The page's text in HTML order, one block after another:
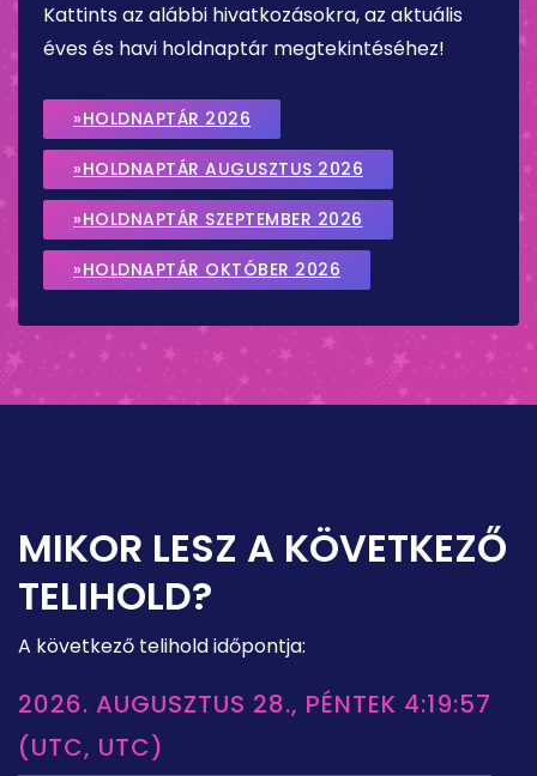
Kattints az alábbi hivatkozásokra, az aktuális
éves és havi holdnaptár megtekintéséhez!
»HOLDNAPTÁR 2026
»HOLDNAPTÁR AUGUSZTUS 2026
»HOLDNAPTÁR SZEPTEMBER 2026
»HOLDNAPTÁR OKTÓBER 2026
MIKOR LESZ A KÖVETKEZŐ
TELIHOLD?
A következő telihold időpontja:
2026. AUGUSZTUS 28., PÉNTEK 4:19:57
(UTC, UTC)